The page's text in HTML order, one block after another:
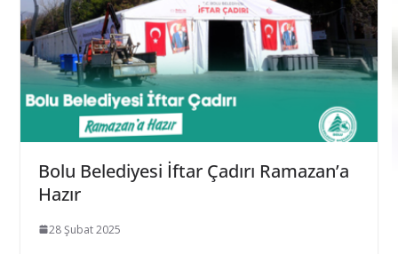
Bolu Belediyesi İftar Çadırı Ramazan’a
Hazır
28 Şubat 2025